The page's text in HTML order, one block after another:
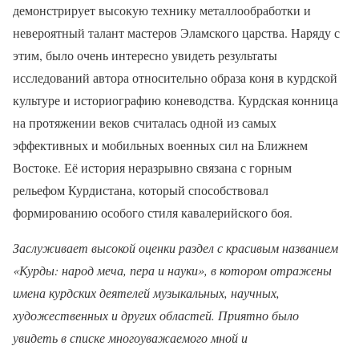
демонстрирует высокую технику металлообработки и
невероятный талант мастеров Эламского царства. Наряду с
этим, было очень интересно увидеть результаты
исследований автора относительно образа коня в курдской
культуре и историографию коневодства. Курдская конница
на протяжении веков считалась одной из самых
эффективных и мобильных военных сил на Ближнем
Востоке. Её история неразрывно связана с горным
рельефом Курдистана, который способствовал
формированию особого стиля кавалерийского боя.
Заслуживает высокой оценки раздел с красивым названием
«Курды: народ меча, пера и науки», в котором отражены
имена курдских деятелей музыкальных, научных,
художественных и других областей. Приятно было
увидеть в списке многоуважаемого мной и